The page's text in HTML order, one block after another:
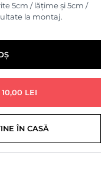
5cm / lățime și 5cm /
la montaj.
LEI
ÎN CASĂ